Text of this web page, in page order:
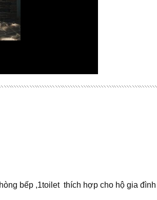
bếp ,1toilet thích hợp cho hộ gia